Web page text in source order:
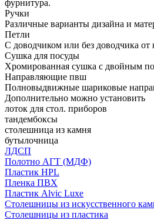
фурнитура.
Ручки
Различные варианты дизайна и
Петли
С доводчиком или без доводчика
Сушка для посуды
Хромированная сушка с двойным
Направляющие пвш
Полновыдвижные шариковые
Дополнительно можно установить
лоток для стол. приборов
тандембоксы
столешница из камня
бутылочница
ЛДСП
Полотно АГТ (МДФ)
Пластик HPL
Пленка ПВХ
Пластик Alvic Luxe
Столешницы из искусственного
Столешницы из пластика